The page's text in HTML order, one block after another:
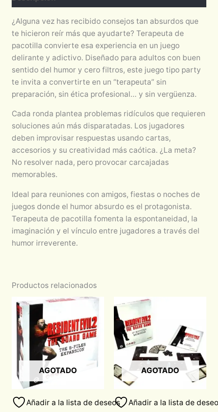
¿Alguna vez has recibido consejos tan absurdos que
te hicieron reír más que ayudarte? Terapeuta de
pacotilla convierte esa experiencia en un juego
delirante y adictivo. Diseñado para adultos con buen
sentido del humor y cero filtros, este juego tipo party
te invita a convertirte en un “terapeuta” sin
preparación, sin ética profesional… y sin vergüenza.
Cada ronda plantea problemas ridículos que requieren
soluciones aún más disparatadas. Los jugadores
deben improvisar respuestas usando cartas,
accesorios y su creatividad más caótica. ¿La meta?
No resolver nada, pero provocar carcajadas
memorables.
Ideal para reuniones con amigos, fiestas o noches de
juegos donde el humor absurdo es el protagonista.
Terapeuta de pacotilla fomenta la espontaneidad, la
imaginación y el vínculo entre jugadores a través del
humor irreverente.
Productos relacionados
AGOTADO
Añadir a la lista de deseos
AGOTADO
Añadir a la lista de